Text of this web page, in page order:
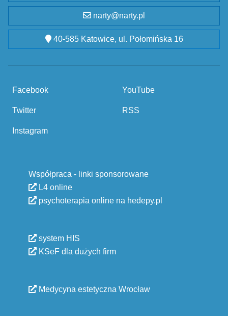
narty@narty.pl
40-585 Katowice, ul. Połomińska 16
Facebook
Twitter
Instagram
YouTube
RSS
Współpraca - linki sponsorowane
L4 online
psychoterapia online na hedepy.pl
system HIS
KSeF dla dużych firm
Medycyna estetyczna Wrocław